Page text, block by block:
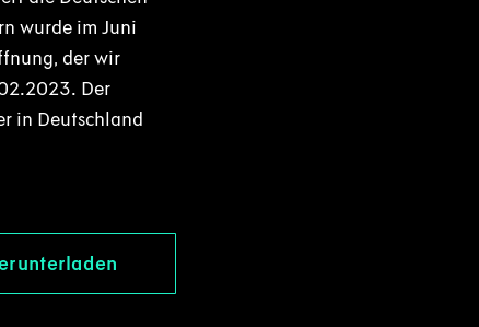
wurde im Juni
der wir
Der
in Deutschland